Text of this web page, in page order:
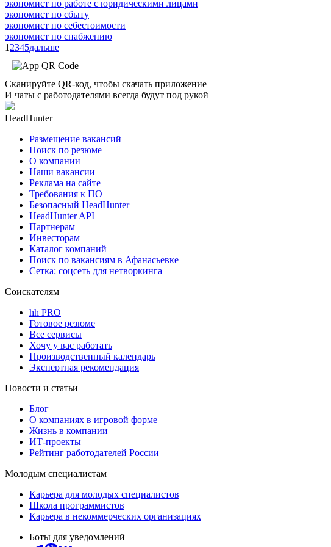
экономист по работе с юридическими лицами
экономист по сбыту
экономист по себестоимости
экономист по снабжению
1 2345дальше
Сканируйте QR-код, чтобы скачать приложение
И чаты с работодателями всегда будут под рукой
HeadHunter
Размещение вакансий
Поиск по резюме
О компании
Наши вакансии
Реклама на сайте
Требования к ПО
Безопасный HeadHunter
HeadHunter API
Партнерам
Инвесторам
Каталог компаний
Поиск по вакансиям в Афанасьевке
Сетка: соцсеть для нетворкинга
Соискателям
hh PRO
Готовое резюме
Все сервисы
Хочу у вас работать
Производственный календарь
Экспертная рекомендация
Новости и статьи
Блог
О компаниях в игровой форме
Жизнь в компании
ИТ-проекты
Рейтинг работодателей России
Молодым специалистам
Карьера для молодых специалистов
Школа программистов
Карьера в некоммерческих организациях
Боты для уведомлений